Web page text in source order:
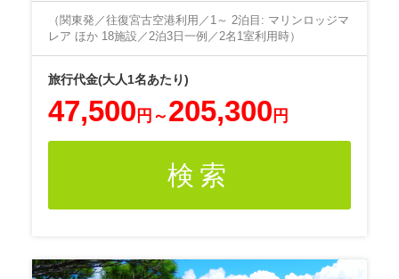
47,500 円 ～ 205,300 円
（関東発／往復宮古空港利用／1～ 2泊目: マリンロッジマ
レア ほか 18施設／2泊3日一例／2名1室利用時）
検索